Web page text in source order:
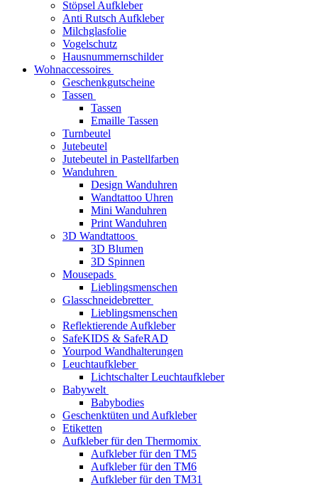
Stöpsel Aufkleber
Anti Rutsch Aufkleber
Milchglasfolie
Vogelschutz
Hausnummernschilder
Wohnaccessoires
Geschenkgutscheine
Tassen
Tassen
Emaille Tassen
Turnbeutel
Jutebeutel
Jutebeutel in Pastellfarben
Wanduhren
Design Wanduhren
Wandtattoo Uhren
Mini Wanduhren
Print Wanduhren
3D Wandtattoos
3D Blumen
3D Spinnen
Mousepads
Lieblingsmenschen
Glasschneidebretter
Lieblingsmenschen
Reflektierende Aufkleber
SafeKIDS & SafeRAD
Yourpod Wandhalterungen
Leuchtaufkleber
Lichtschalter Leuchtaufkleber
Babywelt
Babybodies
Geschenktüten und Aufkleber
Etiketten
Aufkleber für den Thermomix
Aufkleber für den TM5
Aufkleber für den TM6
Aufkleber für den TM31